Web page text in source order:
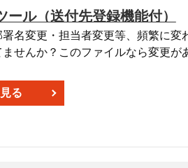
ール（送付先登録機能付）
名変更・担当者変更等、頻繁に変
せんか？このファイルなら変更が
ておいて、必要な時にボタン操作で
付状を自動作成。同じ取引先に頻
署の方に。自分の情報も入力して
る